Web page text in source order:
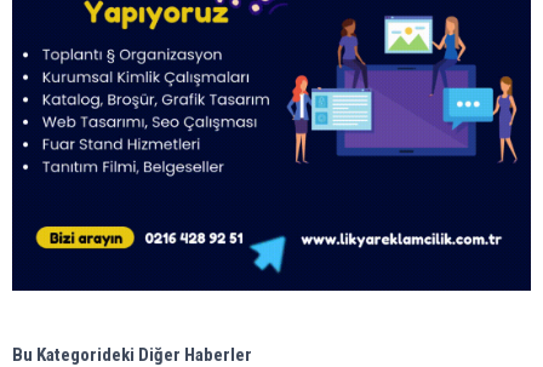
Bu Kategorideki Diğer Haberler